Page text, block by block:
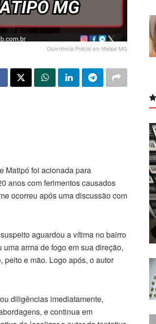
Ocorrência Policial em Matipó MG
Matipó foi acionada para
anos com ferimentos causados
ocorreu após uma discussão com
aguardou a vítima no bairro
arma de fogo em sua direção,
peito e mão. Logo após, o autor
diligências imediatamente,
e continua em